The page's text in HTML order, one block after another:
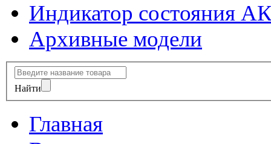
Индикатор состояния
Архивные модели
Найти
Главная